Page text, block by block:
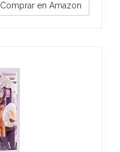
Comprar en Amazon